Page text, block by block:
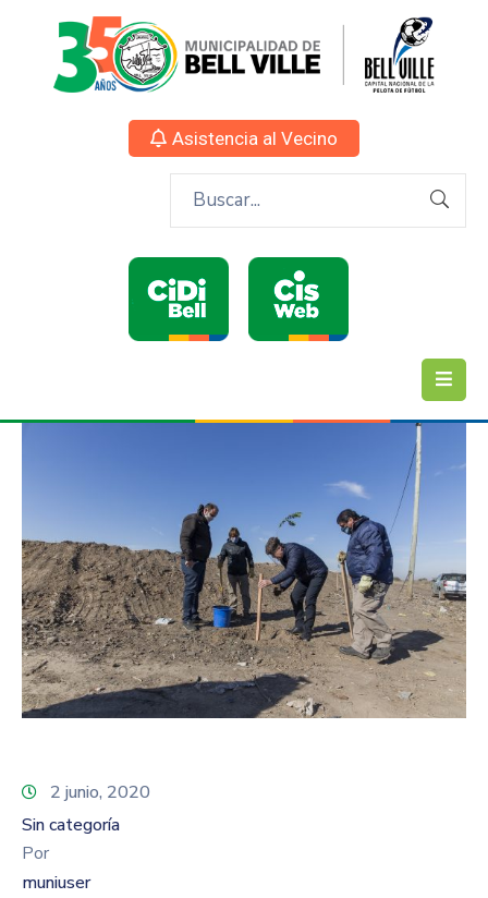
Asistencia al Vecino
2 junio, 2020
Sin categoría
Por
muniuser